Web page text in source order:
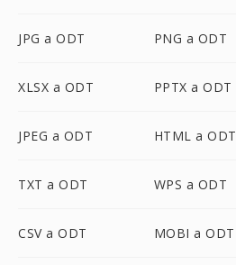
JPG a ODT PNG a ODT
XLSX a ODT PPTX a ODT
JPEG a ODT HTML a ODT
TXT a ODT WPS a ODT
CSV a ODT MOBI a ODT